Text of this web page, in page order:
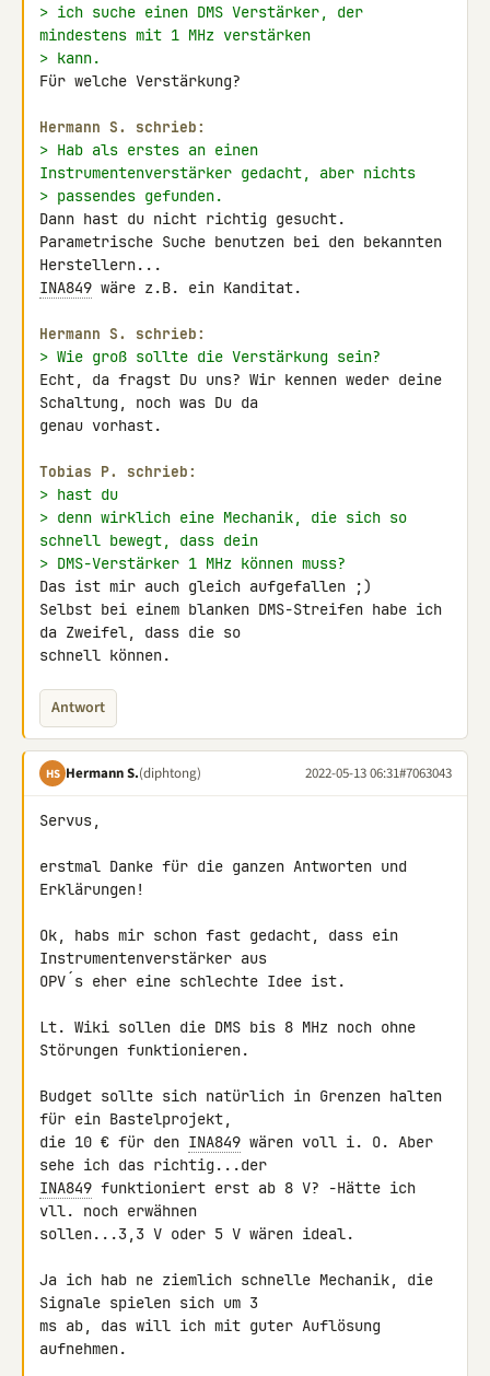
> ich suche einen DMS Verstärker, der
mindestens mit 1 MHz verstärken
> kann.
Für welche Verstärkung?
Hermann S. schrieb:
> Hab als erstes an einen
Instrumentenverstärker gedacht, aber nichts
> passendes gefunden.
Dann hast du nicht richtig gesucht.
Parametrische Suche benutzen bei den bekannten
INA849 wäre z.B. ein Kanditat.
Hermann S. schrieb:
> Wie groß sollte die Verstärkung sein?
Echt, da fragst Du uns? Wir kennen weder deine
Schaltung, noch was Du da
genau vorhast.
Tobias P. schrieb:
> hast du
> denn wirklich eine Mechanik, die sich so
schnell bewegt, dass dein
> DMS-Verstärker 1 MHz können muss?
Das ist mir auch gleich aufgefallen ;)
Selbst bei einem blanken DMS-Streifen habe ich
da Zweifel, dass die so
schnell können.
Antwort
HS Hermann S.(diphtong) 2022-05-13 06:31#7063043
Servus,
erstmal Danke für die ganzen Antworten und
Erklärungen!
Ok, habs mir schon fast gedacht, dass ein
Instrumentenverstärker aus
OPV´s eher eine schlechte Idee ist.
Lt. Wiki sollen die DMS bis 8 MHz noch ohne
Störungen funktionieren.
Budget sollte sich natürlich in Grenzen halten
für ein Bastelprojekt,
die 10 € für den INA849 wären voll i. O. Aber
INA849 funktioniert erst ab 8 V? -Hätte ich
vll. noch erwähnen
sollen...3,3 V oder 5 V wären ideal.
Ja ich hab ne ziemlich schnelle Mechanik, die
Signale spielen sich um 3
ms ab, das will ich mit guter Auflösung
aufnehmen.